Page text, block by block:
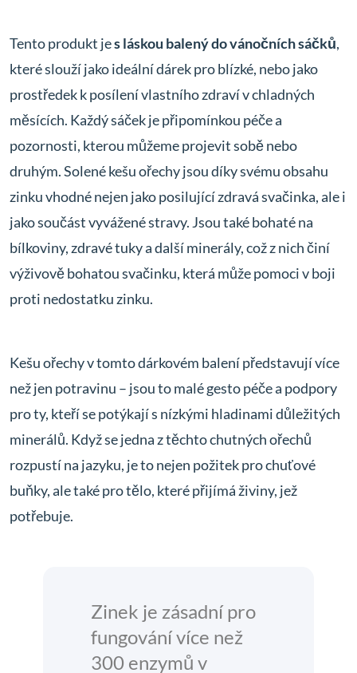
Tento produkt jes láskou balený do vánočních sáčků,
které slouží jako ideální dárek pro blízké, nebo jako
prostředek k posílení vlastního zdraví v chladných
měsících. Každý sáček je připomínkou péče a
pozornosti, kterou můžeme projevit sobě nebo
druhým. Solené kešu ořechy jsou díky svému obsahu
zinku vhodné nejen jako posilující zdravá svačinka, ale i
jako součást vyvážené stravy. Jsou také bohaté na
bílkoviny, zdravé tuky a další minerály, což z nich činí
výživově bohatou svačinku, která může pomoci v boji
proti nedostatku zinku.
Kešu ořechy v tomto dárkovém balení představují více
než jen potravinu – jsou to malé gesto péče a podpory
pro ty, kteří se potýkají s nízkými hladinami důležitých
minerálů. Když se jedna z těchto chutných ořechů
rozpustí na jazyku, je to nejen požitek pro chuťové
buňky, ale také pro tělo, které přijímá živiny, jež
potřebuje.
Zinek je zásadní pro
fungování více než
300 enzymů v